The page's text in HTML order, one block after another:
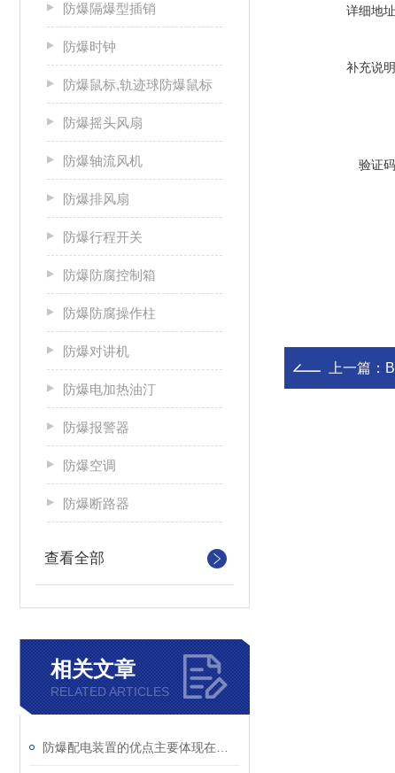
防爆隔爆型插销
防爆时钟
防爆鼠标,轨迹球防爆鼠标
防爆摇头风扇
防爆轴流风机
防爆排风扇
防爆行程开关
防爆防腐控制箱
防爆防腐操作柱
防爆对讲机
防爆电加热油汀
防爆报警器
防爆空调
防爆断路器
查看全部
相关文章
RELATED ARTICLES
详细地址
补充说明
验证码
上一篇：